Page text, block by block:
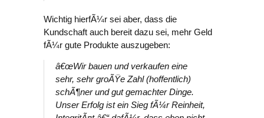
Wichtig hierfÃ¼r sei aber, dass die
Kundschaft auch bereit dazu sei, mehr Geld
fÃ¼r gute Produkte auszugeben:
â€œWir bauen und verkaufen eine
sehr, sehr groÃŸe Zahl (hoffentlich)
schÃ¶ner und gut gemachter Dinge.
Unser Erfolg ist ein Sieg fÃ¼r Reinheit,